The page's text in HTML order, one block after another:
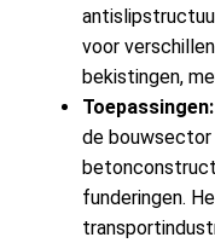
voor
bekistingen,
Toepassingen:
de bouwsector
funderingen.